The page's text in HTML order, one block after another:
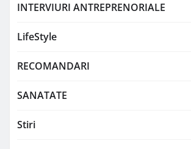
INTERVIURI ANTREPRENORIALE
LifeStyle
RECOMANDARI
SANATATE
Stiri